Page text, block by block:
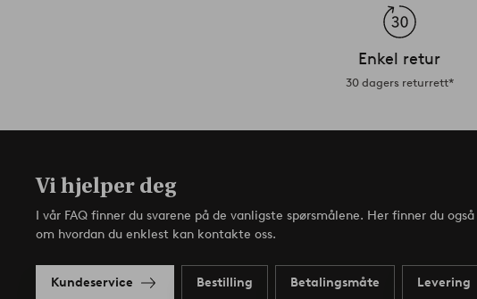
Enkel retur
30 dagers returrett*
Vi hjelper deg
I vår FAQ finner du svarene på de vanligste spørsmålene. Her finner du
om hvordan du enklest kan kontakte oss.
Kundeservice Bestilling Betalingsmåte Levering